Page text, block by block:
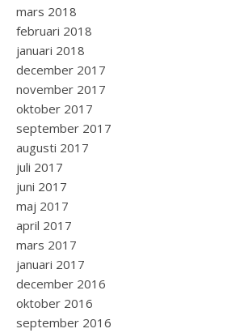
mars 2018
februari 2018
januari 2018
december 2017
november 2017
oktober 2017
september 2017
augusti 2017
juli 2017
juni 2017
maj 2017
april 2017
mars 2017
januari 2017
december 2016
oktober 2016
september 2016